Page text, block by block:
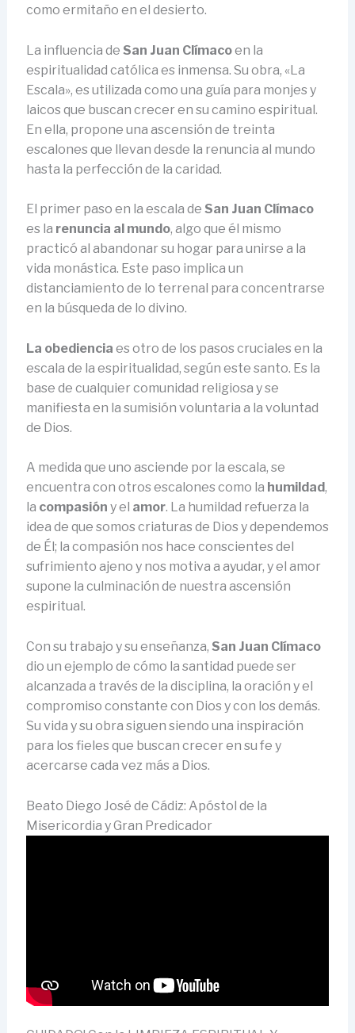
como ermitaño en el desierto.
La influencia de San Juan Clímacoen la
espiritualidad católica es inmensa. Su obra, «La
Escala», es utilizada como una guía para monjes y
laicos que buscan crecer en su camino espiritual.
En ella, propone una ascensión de treinta
escalones que llevan desde la renuncia al mundo
hasta la perfección de la caridad.
El primer paso en la escala de San Juan Clímaco
es la renuncia al mundo, algo que él mismo
practicó al abandonar su hogar para unirse a la
vida monástica. Este paso implica un
distanciamiento de lo terrenal para concentrarse
en la búsqueda de lo divino.
La obediencia es otro de los pasos cruciales en la
escala de la espiritualidad, según este santo. Es la
base de cualquier comunidad religiosa y se
manifiesta en la sumisión voluntaria a la voluntad
de Dios.
A medida que uno asciende por la escala, se
encuentra con otros escalones como la humildad,
la compasión y el amor. La humildad refuerza la
idea de que somos criaturas de Dios y dependemos
de Él; la compasión nos hace conscientes del
sufrimiento ajeno y nos motiva a ayudar, y el amor
supone la culminación de nuestra ascensión
espiritual.
Con su trabajo y su enseñanza, San Juan Clímaco
dio un ejemplo de cómo la santidad puede ser
alcanzada a través de la disciplina, la oración y el
compromiso constante con Dios y con los demás.
Su vida y su obra siguen siendo una inspiración
para los fieles que buscan crecer en su fe y
acercarse cada vez más a Dios.
Beato Diego José de Cádiz: Apóstol de la
Misericordia y Gran Predicador